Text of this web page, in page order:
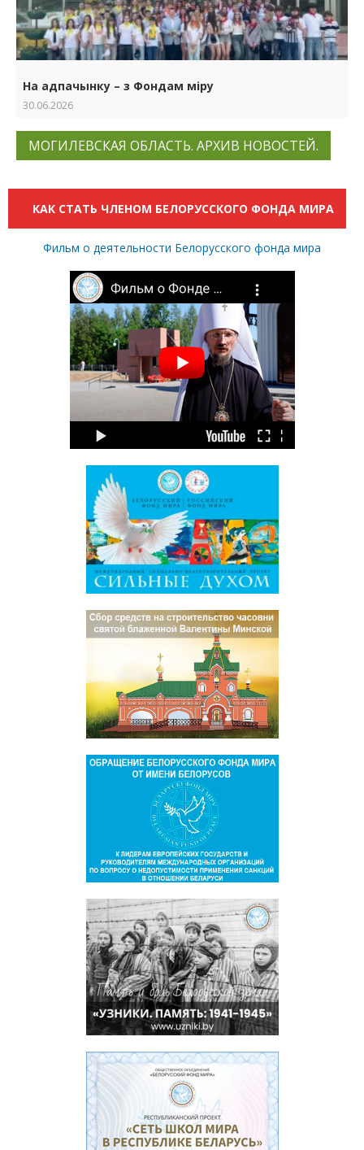
На адпачынку – з Фондам міру
30.06.2026
МОГИЛЕВСКАЯ ОБЛАСТЬ. АРХИВ НОВОСТЕЙ.
КАК СТАТЬ ЧЛЕНОМ БЕЛОРУССКОГО ФОНДА МИРА
Фильм о деятельности Белорусского фонда мира